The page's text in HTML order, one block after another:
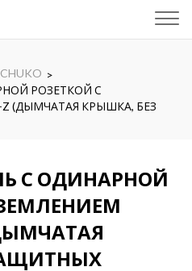
РОЗЕТКОЙ С
(ДЫМЧАТАЯ КРЫШКА, БЕЗ
С ОДИНАРНОЙ